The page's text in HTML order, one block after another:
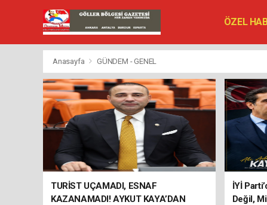
ÖZEL
VEFAT
Anasayfa GÜNDEM - GENEL
TURİST UÇAMADI, ESNAF
KAZANAMADI! AYKUT KAYA’DAN
İYİ
Değil,